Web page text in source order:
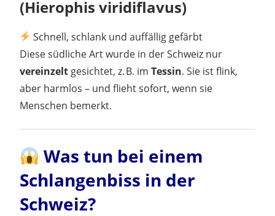
(Hierophis viridiflavus)
Schnell, schlank und auffällig gefärbt
Diese südliche Art wurde in der Schweiz nur
vereinzelt gesichtet, z. B. im Tessin. Sie ist flink,
aber harmlos – und flieht sofort, wenn sie
Menschen bemerkt.
Was tun bei einem
Schlangenbiss in der
Schweiz?